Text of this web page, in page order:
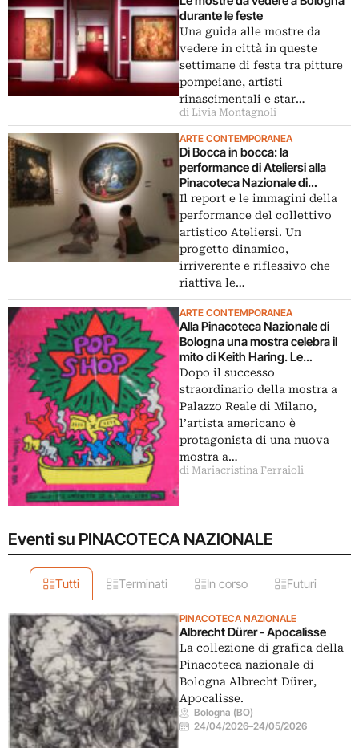
durante le feste
Una guida alle mostre da
vedere in città in queste
settimane di festa tra pitture
pompeiane, artisti
rinascimentali e star…
di Livia Montagnoli
ARTE CONTEMPORANEA
Di Bocca in bocca: la
performance di Ateliersi alla
Pinacoteca Nazionale di
Bologna
Il report e le immagini della
performance del collettivo
artistico Ateliersi. Un
progetto dinamico,
irriverente e riflessivo che
riattiva le…
ARTE CONTEMPORANEA
Alla Pinacoteca Nazionale di
Bologna una mostra celebra il
mito di Keith Haring. Le
immagini
Dopo il successo
straordinario della mostra a
Palazzo Reale di Milano,
l’artista americano è
protagonista di una nuova
mostra a…
di Mariacristina Ferraioli
Eventi su PINACOTECA NAZIONALE
Tutti Terminati In corso Futuri
PINACOTECA NAZIONALE
Albrecht Dürer - Apocalisse
La collezione di grafica della
Pinacoteca nazionale di
Bologna Albrecht Dürer,
Apocalisse.
Bologna (BO)
24/04/2026–24/05/2026